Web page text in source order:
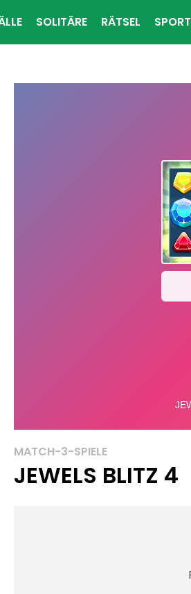
SOLITÄRE RÄTSEL SPORT
MATCH-3-SPIELE
JEWELS BLITZ 4